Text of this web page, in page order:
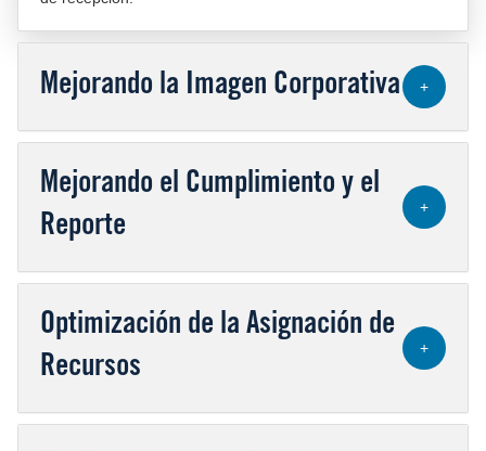
Mejorando la Imagen Corporativa +
Mejorando el Cumplimiento y el
Reporte
+
Optimización de la Asignación de
Recursos
+